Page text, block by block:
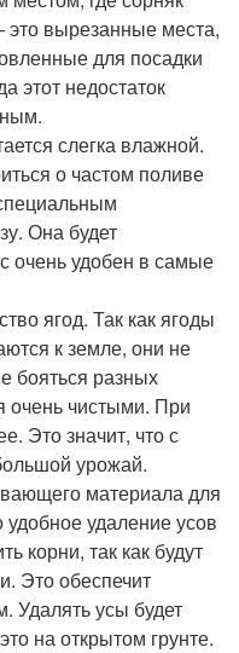
это вырезанные места,
для посадки
этот недостаток
слегка влажной.
о частом поливе
Она будет
очень удобен в самые
ягод. Так как ягоды
к земле, они не
бояться разных
очень чистыми. При
Это значит, что с
урожай.
материала для
удобное удаление усов
корни, так как будут
Это обеспечит
Удалять усы будет
на открытом грунте.